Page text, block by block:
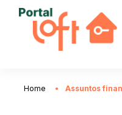
Home Assuntos